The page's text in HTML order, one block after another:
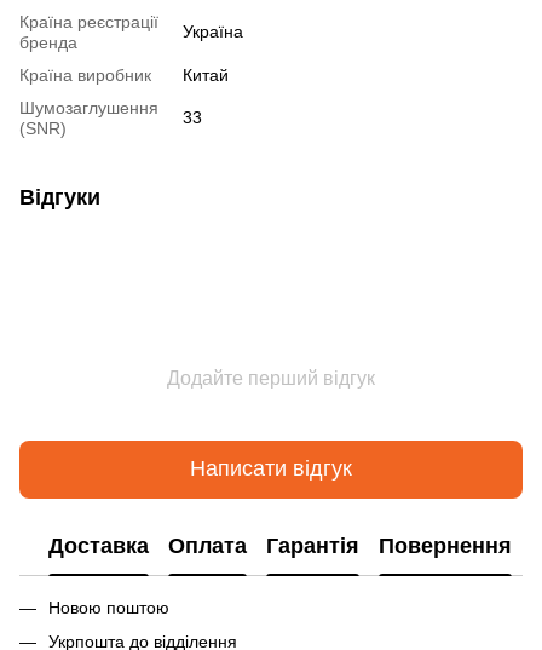
Країна реєстрації
бренда
Україна
Країна виробник
Китай
Шумозаглушення
(SNR)
33
Відгуки
Додайте перший відгук
Написати відгук
Доставка Оплата Гарантія Повернення
Новою поштою
Укрпошта до відділення